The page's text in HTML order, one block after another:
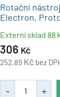
Rotační
Electron,
Externí sklad 88
306 Kč
252,89 Kč bez